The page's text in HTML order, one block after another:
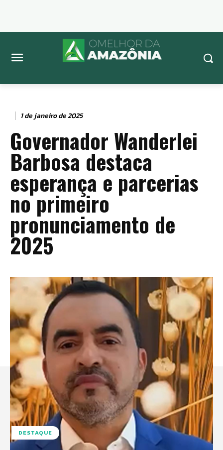
1 de janeiro de 2025
Governador Wanderlei
Barbosa destaca
esperança e parcerias
no primeiro
pronunciamento de
2025
DESTAQUE